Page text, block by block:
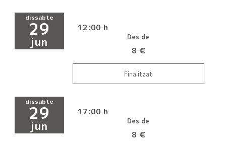
dissabte
29
jun
12:00 h
Des de
8 €
Finalitzat
dissabte
29
jun
17:00 h
Des de
8 €